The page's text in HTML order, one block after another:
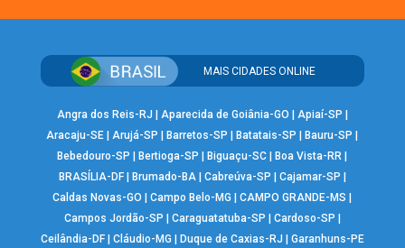
MAIS CIDADES ONLINE
Angra dos Reis-RJ | Aparecida de Goiânia-GO | Apiaí-SP |
Aracaju-SE | Arujá-SP |Barretos-SP |Batatais-SP |Bauru-SP |
Bebedouro-SP |Bertioga-SP |Biguaçu-SC |Boa Vista-RR |
BRASÍLIA-DF| Brumado-BA| Cabreúva-SP | Cajamar-SP |
Caldas Novas-GO |Campo Belo-MG |CAMPO GRANDE-MS |
Campos Jordão-SP | Caraguatatuba-SP | Cardoso-SP |
Ceilândia-DF| Cláudio-MG | Duque de Caxias-RJ | Garanhuns-PE